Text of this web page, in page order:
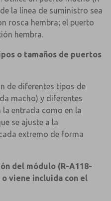
la línea de suministro sea
rosca hembra; el puerto
hembra.
o tamaños de puertos
de diferentes tipos de
macho) y diferentes
entrada como en la
se ajuste a la
extremo de forma
del módulo (R-A118-
viene incluida con el